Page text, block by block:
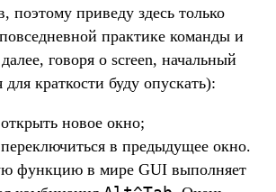
поэтому приведу здесь только
практике команды и
говоря о screen, начальный
для краткости буду опускать):
новое окно;
в предыдущее окно.
функцию в мире GUI выполняет